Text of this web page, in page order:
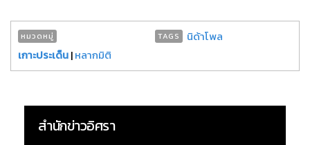
หมวดหมู่
เกาะประเด็น|หลากมิติ
TAGS นิด้าโพล
สำนักข่าวอิศรา